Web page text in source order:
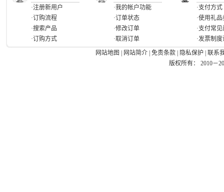
·注册新用户
·订购流程
·搜索产品
·订购方式
·我的帐户功能
·订单状态
·修改订单
·取消订单
·支付方式
·使用礼品
·支付常
·发票制
网站地图
网站简介 免责条款 隐私保护
联系
版权所有： 2010－